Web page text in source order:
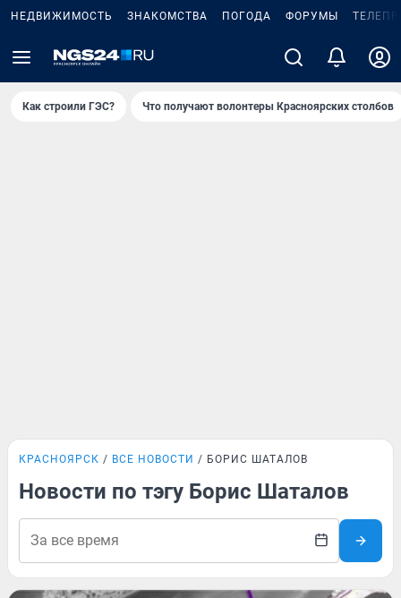
НЕДВИЖИМОСТЬ ЗНАКОМСТВА ПОГОДА ФОРУМЫ
Как строили ГЭС? Что получают волонтеры Красноярских столбов
КРАСНОЯРСК ВСЕ НОВОСТИ БОРИС ШАТАЛОВ
Новости по тэгу Борис Шаталов